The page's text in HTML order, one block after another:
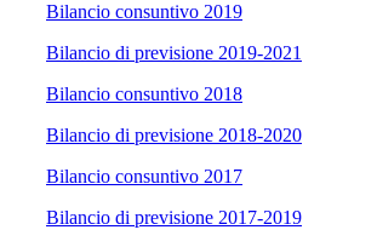
Bilancio consuntivo 2019
Bilancio di previsione 2019-2021
Bilancio consuntivo 2018
Bilancio di previsione 2018-2020
Bilancio consuntivo 2017
Bilancio di previsione 2017-2019